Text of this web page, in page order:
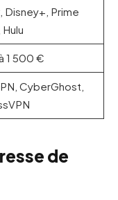
Disney+, Prime
1 500 €
CyberGhost,
de